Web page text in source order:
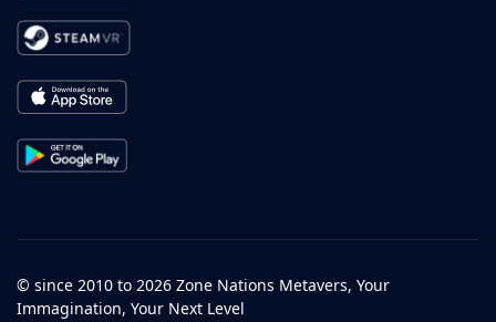
© since 2010 to 2026 Zone Nations Metavers, Your
Immagination, Your Next Level